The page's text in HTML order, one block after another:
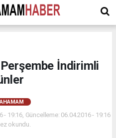
İndirimli
- 19:16, Güncelleme: 06.04.2016 - 19:16
okundu.